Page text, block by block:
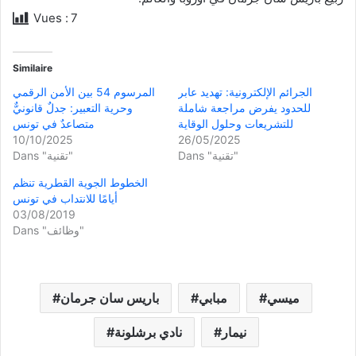
Vues : 7
Similaire
المرسوم 54 بين الأمن الرقمي
وحرية التعبير: جدلٌ قانونيٌّ
متصاعدٌ في تونس
10/10/2025
Dans "تقنية"
الجرائم الإلكترونية: تهديد عابر
للحدود يفرض مراجعة شاملة
للتشريعات وحلول الوقاية
26/05/2025
Dans "تقنية"
الخطوط الجوية القطرية تنظم
أيامًا للانتداب في تونس
03/08/2019
Dans "وظائف"
باريس سان جرمان مبابي ميسي
نادي برشلونة نيمار